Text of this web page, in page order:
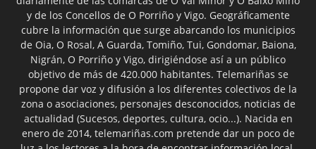
y de los Concellos de O Porriño y Vigo. Geográficamente
cubre la información que surge abarcando los municipios
de Oia, O Rosal, A Guarda, Tomiño, Tui, Gondomar, Baiona,
Nigrán, O Porriño y Vigo, dirigiéndose así a un público
objetivo de más de 420.000 habitantes. Telemariñas se
propone dar voz y difusión a los diferentes colectivos de la
zona o asociaciones, personajes desconocidos, noticias de
actualidad (Sucesos, deportes, cultura, ocio...). Nacida en
enero de 2014, telemariñas.com pretende dar un poco de